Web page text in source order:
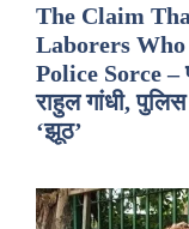
The Claim
Laborers
Police Sorce –
राहुल गांधी,
‘झूठ’